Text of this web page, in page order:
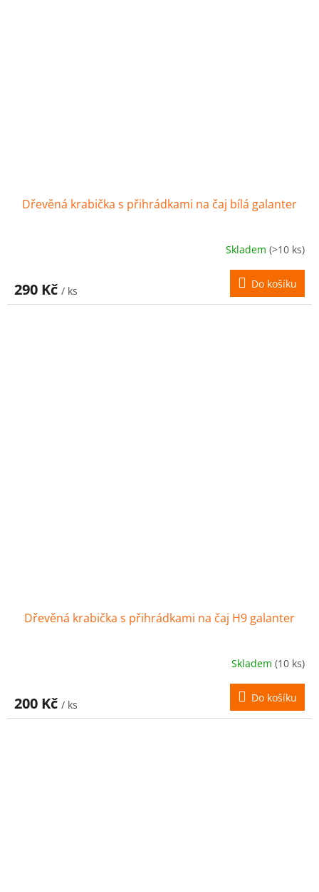
Dřevěná krabička s přihrádkami na čaj bílá galanter
Skladem (>10 ks)
290 Kč / ks
Do košíku
Dřevěná krabička s přihrádkami na čaj H9 galanter
Skladem (10 ks)
200 Kč / ks
Do košíku